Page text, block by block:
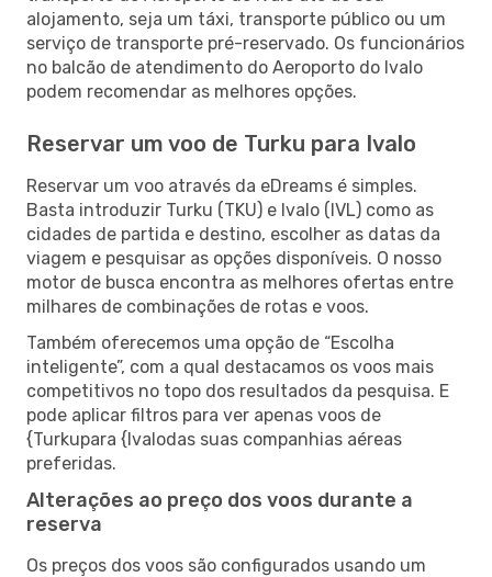
alojamento, seja um táxi, transporte público ou um
serviço de transporte pré-reservado. Os funcionários
no balcão de atendimento do Aeroporto do Ivalo
podem recomendar as melhores opções.
Reservar um voo de Turku para Ivalo
Reservar um voo através da eDreams é simples.
Basta introduzir Turku (TKU) e Ivalo (IVL) como as
cidades de partida e destino, escolher as datas da
viagem e pesquisar as opções disponíveis. O nosso
motor de busca encontra as melhores ofertas entre
milhares de combinações de rotas e voos.
Também oferecemos uma opção de “Escolha
inteligente”, com a qual destacamos os voos mais
competitivos no topo dos resultados da pesquisa. E
pode aplicar filtros para ver apenas voos de
{Turkupara {Ivalodas suas companhias aéreas
preferidas.
Alterações ao preço dos voos durante a
reserva
Os preços dos voos são configurados usando um